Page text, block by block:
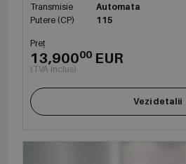
Transmisie
Automata
Putere (CP)
115
Preț
13,90000 EUR
(TVA inclus)
Vezi detalii